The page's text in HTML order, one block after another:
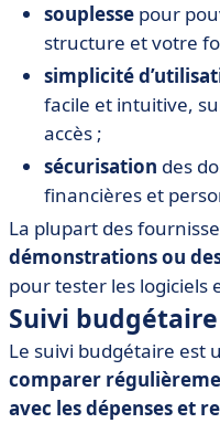
souplesse pour
structure et votre
simplicité
facile et intuitive,
accès ;
sécurisation des
financières et
La plupart des
démonstrations ou
pour tester les logiciels
Suivi
Le suivi budgétaire est
comparer
avec les dépenses et